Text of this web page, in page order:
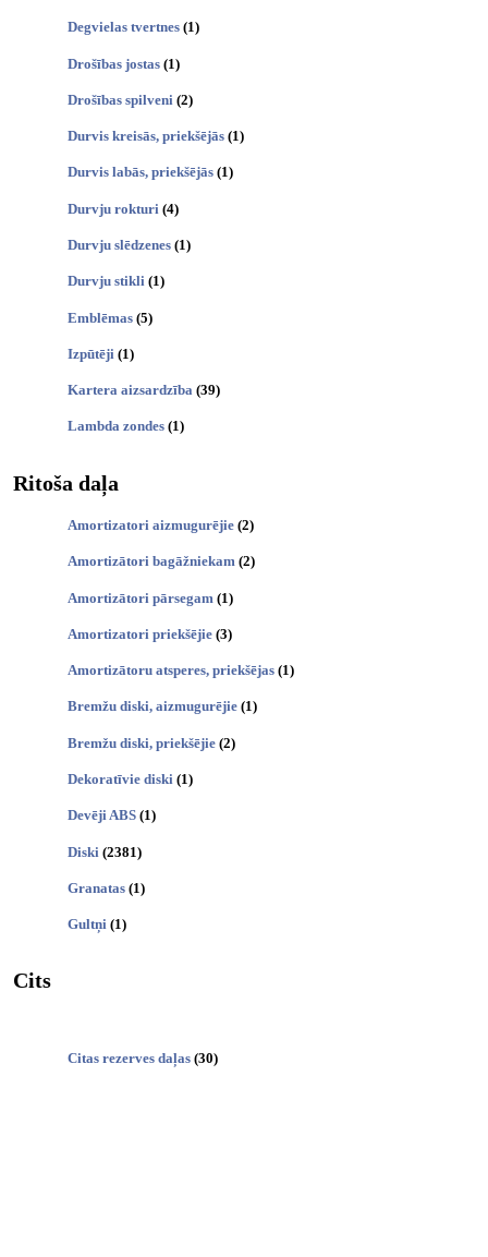
Degvielas tvertnes (1)
Drošības jostas (1)
Drošības spilveni (2)
Durvis kreisās, priekšējās (1)
Durvis labās, priekšējās (1)
Durvju rokturi (4)
Durvju slēdzenes (1)
Durvju stikli (1)
Emblēmas (5)
Izpūtēji (1)
Kartera aizsardzība (39)
Lambda zondes (1)
Ritoša daļa
Amortizatori aizmugurējie (2)
Amortizātori bagāžniekam (2)
Amortizātori pārsegam (1)
Amortizatori priekšējie (3)
Amortizātoru atsperes, priekšējas (1)
Bremžu diski, aizmugurējie (1)
Bremžu diski, priekšējie (2)
Dekoratīvie diski (1)
Devēji ABS (1)
Diski (2381)
Granatas (1)
Gultņi (1)
Cits
Citas rezerves daļas (30)